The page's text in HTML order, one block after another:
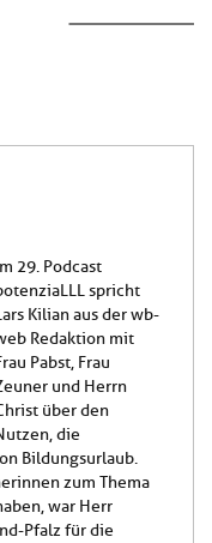
29. Podcast
spricht
Kilian aus der wb-
Redaktion mit
Pabst, Frau
und Herrn
über den
die
Bildungsurlaub.
zum Thema
war Herr
Pfalz für die